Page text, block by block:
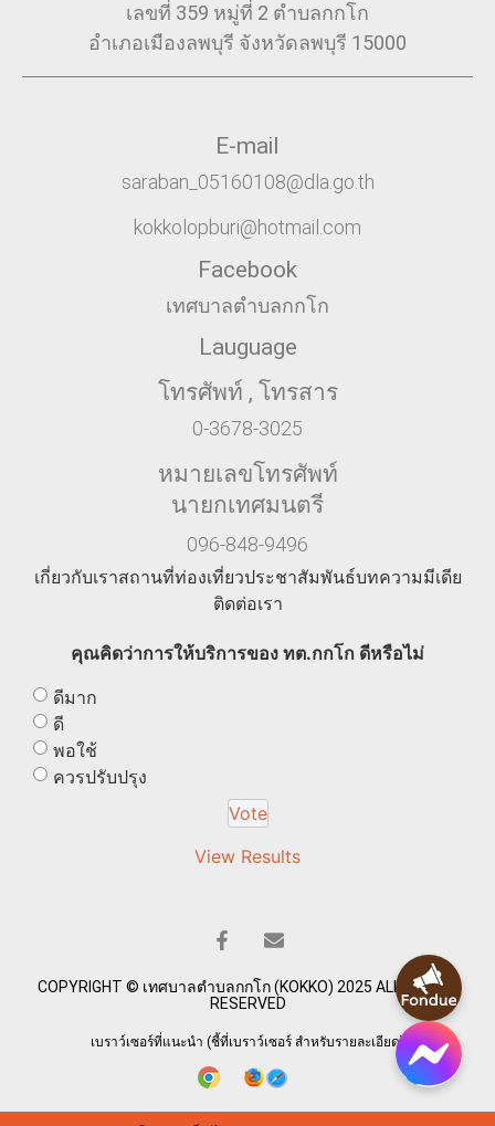
เลขที่ 359 หมู่ที่ 2 ตำบลกกโก
อำเภอเมืองลพบุรี จังหวัดลพบุรี 15000
E-mail
saraban_05160108@dla.go.th
kokkolopburi@hotmail.com
Facebook
เทศบาลตำบลกกโก
Lauguage
โทรศัพท์ , โทรสาร
0-3678-3025
หมายเลขโทรศัพท์
นายกเทศมนตรี
096-848-9496
เกี่ยวกับเราสถานที่ท่องเที่ยวประชาสัมพันธ์บทความมีเดีย
ติดต่อเรา
คุณคิดว่าการให้บริการของ ทต.กกโก ดีหรือไม่
ดีมาก
ดี
พอใช้
ควรปรับปรุง
View Results
COPYRIGHT © เทศบาลตำบลกกโก (KOKKO) 2025 ALL RIGHTS
RESERVED
เบราว์เซอร์ที่แนะนำ (ชี้ที่เบราว์เซอร์ สำหรับรายละเอียด)